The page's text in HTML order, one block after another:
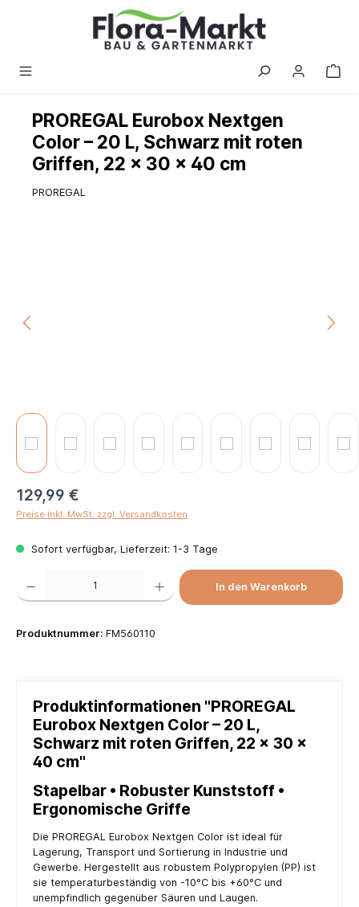
PROREGAL Eurobox Nextgen
Color – 20 L, Schwarz mit roten
Griffen, 22 × 30 × 40 cm
PROREGAL
129,99 €
Preise inkl. MwSt. zzgl. Versandkosten
Sofort verfügbar, Lieferzeit: 1-3 Tage
Produkt Anzahl: Gib den gewünschten Wert ein oder benutze die Schaltflächen um die
In den Warenkorb
Produktnummer: FM560110
Produktinformationen "PROREGAL
Eurobox Nextgen Color – 20 L,
Schwarz mit roten Griffen, 22 × 30 ×
40 cm"
Stapelbar • Robuster Kunststoff •
Ergonomische Griffe
Die PROREGAL Eurobox Nextgen Color ist ideal für
Lagerung, Transport und Sortierung in Industrie und
Gewerbe. Hergestellt aus robustem Polypropylen (PP) ist
sie temperaturbeständig von -10°C bis +60°C und
unempfindlich gegenüber Säuren und Laugen.